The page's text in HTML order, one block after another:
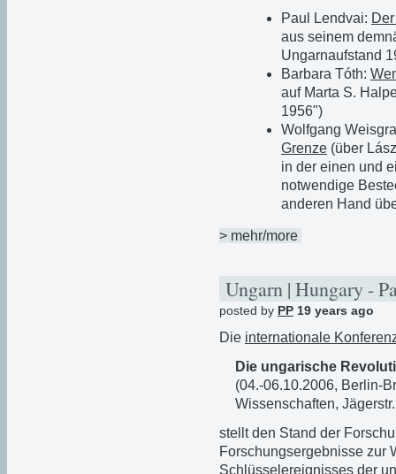
Paul Lendvai:
aus seinem
Ungarnaufstand
Barbara Tóth:
auf Marta S.
1956")
Wolfgang
Grenze (über
in der einen und
notwendige
anderen Hand
> mehr/more
Ungarn | Hungary -
posted by PP 19 years ago
Die internationale
Die ungarische
(04.-06.10.2006, Berlin-
Wissenschaften,
stellt den Stand der
Forschungsergebnisse zur
Schlüsselereignisses der